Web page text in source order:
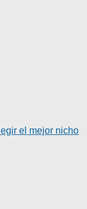
el mejor nicho